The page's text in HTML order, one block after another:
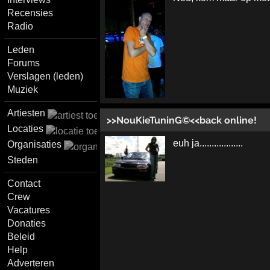
Recensies
Radio
Leden
Forums
Verslagen (leden)
Muziek
Artiesten
Locaties
Organisaties
Steden
Contact
Crew
Vacatures
Donaties
Beleid
Help
Adverteren
>>NouKieTuninG©<<back online!
euh ja..................